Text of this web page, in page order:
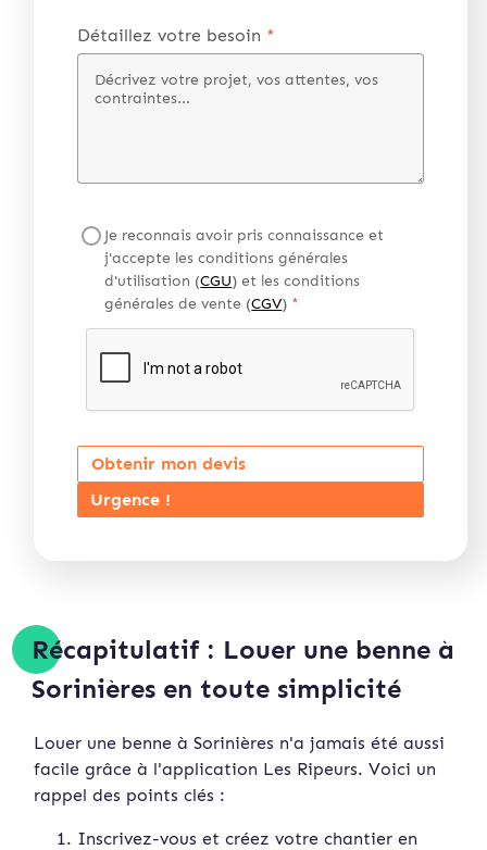
Détaillez votre besoin *
Je reconnais avoir pris connaissance et
j'accepte les conditions générales
d'utilisation (CGU) et les conditions
générales de vente (CGV) *
Obtenir mon devis
Urgence !
Récapitulatif : Louer une benne à
Sorinières en toute simplicité
Louer une benne à Sorinières n'a jamais été aussi
facile grâce à l'application Les Ripeurs. Voici un
rappel des points clés :
Inscrivez-vous et créez votre chantier en